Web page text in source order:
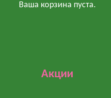
Ваша корзина пуста.
Акции